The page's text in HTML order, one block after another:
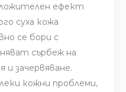
ефект
суха кожа
се бори с
сърбеж на
и зачервяване.
кожни проблеми,